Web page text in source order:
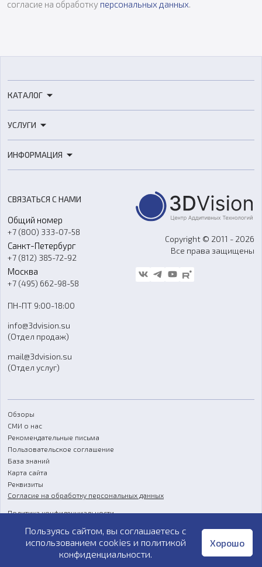
согласие на обработку персональных данных.
КАТАЛОГ
3D-сканеры
Расходные материалы
Оборудование и материалы для вакуумного литья
Аксессуары и прочее оборудование
Программное обеспечение
УСЛУГИ
3D-моделирование
Ремонт и услуги
ИНФОРМАЦИЯ
О компании
Контакты
Гос. закупки
Стать дилером
Блог
FAQ
СВЯЗАТЬСЯ С НАМИ
Общий номер
+7 (800) 333-07-58
Санкт-Петербург
+7 (812) 385-72-92
Москва
+7 (495) 662-98-58
ПН-ПТ 9:00-18:00
info@3dvision.su
(Отдел продаж)
mail@3dvision.su
(Отдел услуг)
Copyright © 2011 - 2026
Все права защищены
Обзоры
СМИ о нас
Рекомендательные письма
Пользовательское соглашение
База знаний
Карта сайта
Реквизиты
Согласие на обработку персональных данных
Политика конфиденциальности
Публичная оферта
Пользуясь сайтом, вы соглашаетесь с
использованием cookies и политикой
конфиденциальности.
Хорошо